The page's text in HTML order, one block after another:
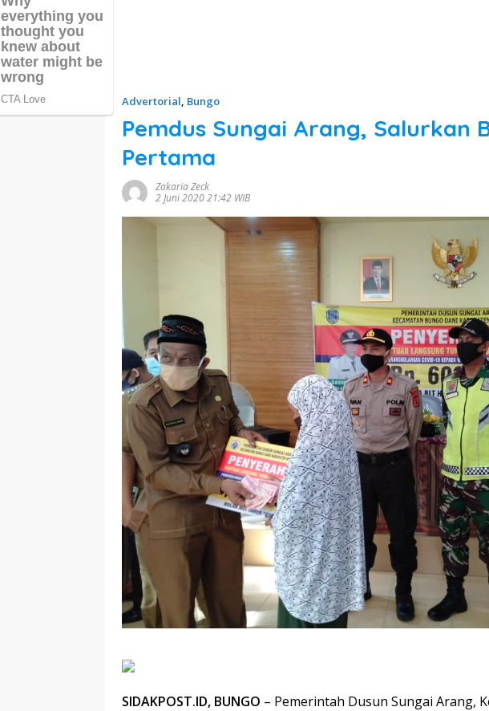
Advertorial, Bungo
Pemdus Sungai Arang, Salurkan
Pertama
Zakaria Zeck
2 Juni 2020 21:42 WIB
SIDAKPOST.ID, BUNGO – Pemerintah Dusun Sungai Arang,